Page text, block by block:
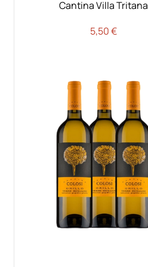
Cantina Villa Tritana
5,50€